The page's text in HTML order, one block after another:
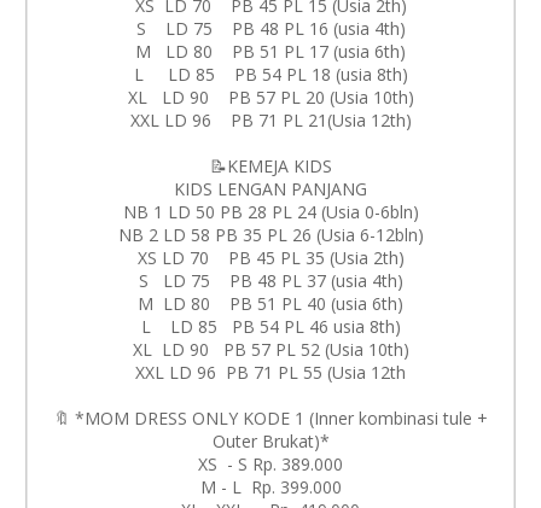
XS LD 70 PB 45 PL 15 (Usia 2th)
S LD 75 PB 48 PL 16 (usia 4th)
M LD 80 PB 51 PL 17 (usia 6th)
L LD 85 PB 54 PL 18 (usia 8th)
XL LD 90 PB 57 PL 20 (Usia 10th)
XXL LD 96 PB 71 PL 21(Usia 12th)
📝KEMEJA KIDS
KIDS LENGAN PANJANG
NB 1 LD 50 PB 28 PL 24 (Usia 0-6bln)
NB 2 LD 58 PB 35 PL 26 (Usia 6-12bln)
XS LD 70 PB 45 PL 35 (Usia 2th)
S LD 75 PB 48 PL 37 (usia 4th)
M LD 80 PB 51 PL 40 (usia 6th)
L LD 85 PB 54 PL 46 usia 8th)
XL LD 90 PB 57 PL 52 (Usia 10th)
XXL LD 96 PB 71 PL 55 (Usia 12th
🔖 *MOM DRESS ONLY KODE 1 (Inner kombinasi tule +
Outer Brukat)*
XS - S Rp. 389.000
M - L Rp. 399.000